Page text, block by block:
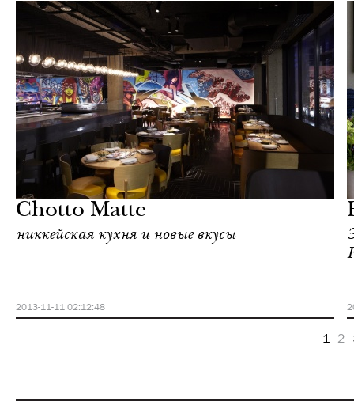
Chotto Matte
никкейская кухня и новые вкусы
2013-11-11 02:12:48
1 2